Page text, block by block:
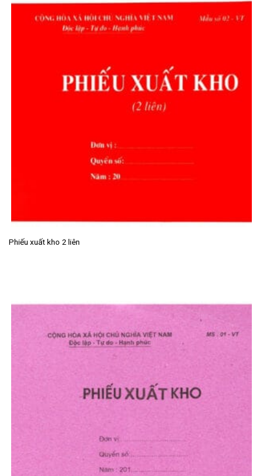
Phiếu xuất kho 2 liên